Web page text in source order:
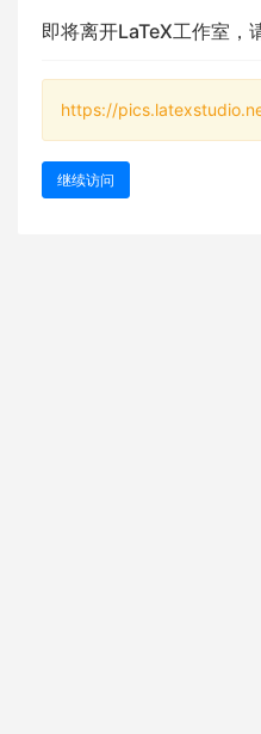
即将离开LaTeX工作室，
https://
继续访问